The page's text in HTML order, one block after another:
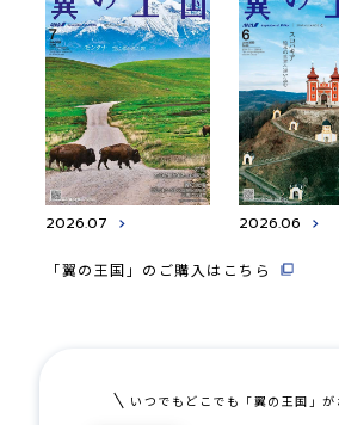
2026.07 2026.06
「翼の王国」のご購入はこちら
いつでもどこでも「翼の王国」が